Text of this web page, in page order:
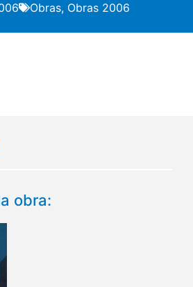
Obras, Obras 2006
obra: